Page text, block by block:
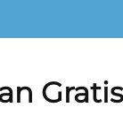
Gratis